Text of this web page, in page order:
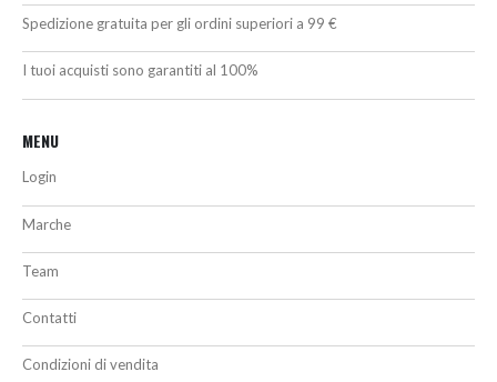
Spedizione gratuita per gli ordini superiori a 99 €
I tuoi acquisti sono garantiti al 100%
MENU
Login
Marche
Team
Contatti
Condizioni di vendita